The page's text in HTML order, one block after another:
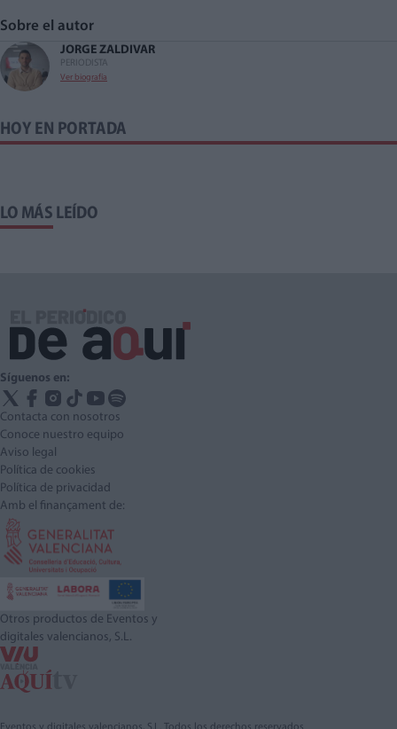
Sobre el autor
JORGE ZALDIVAR
PERIODISTA
Ver biografía
HOY EN PORTADA
LO MÁS LEÍDO
Síguenos en:
Contacta con nosotros
Conoce nuestro equipo
Aviso legal
Política de cookies
Política de privacidad
Amb el finançament de:
Otros productos de Eventos y
digitales valencianos, S.L.